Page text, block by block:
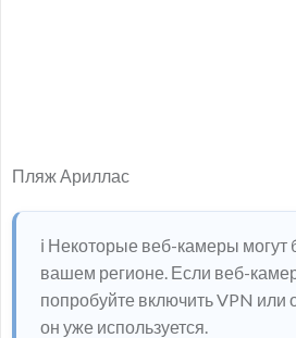
Пляж Ариллас
ℹ️ Некоторые веб-камеры могут
вашем регионе. Если веб-
попробуйте включить VPN или
он уже используется.